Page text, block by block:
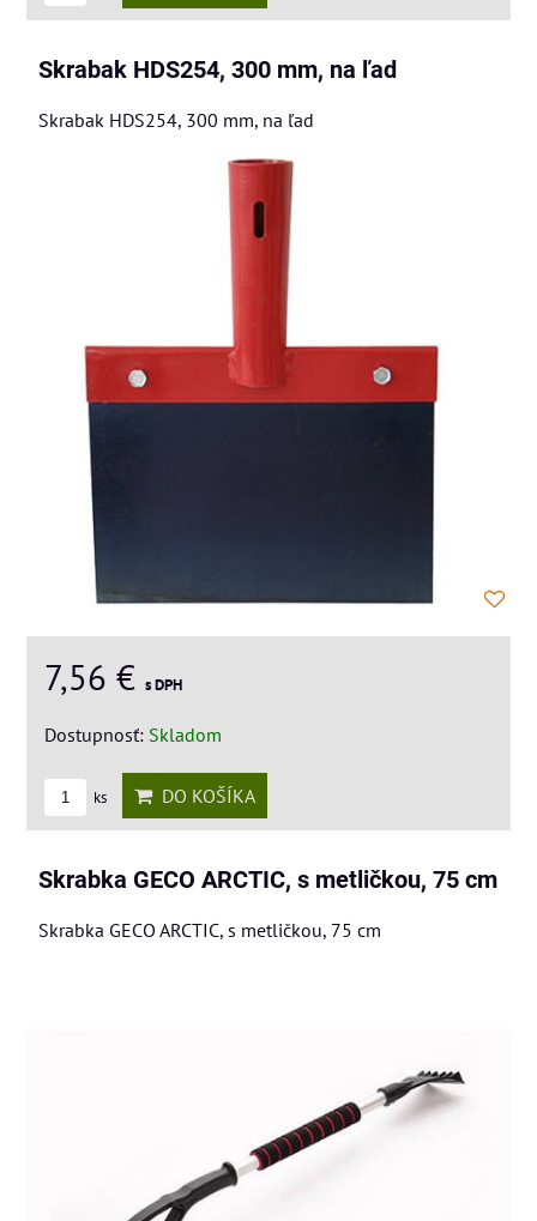
Skrabak HDS254, 300 mm, na ľad
Skrabak HDS254, 300 mm, na ľad
7,56 € s DPH
Dostupnosť: Skladom
ks DO KOŠÍKA
Skrabka GECO ARCTIC, s metličkou, 75 cm
Skrabka GECO ARCTIC, s metličkou, 75 cm